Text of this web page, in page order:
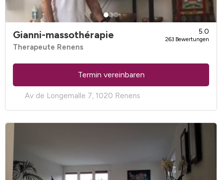
Gianni-massothérapie 5.0
263 Bewertungen
Therapeute Renens
Av de Longemalle 7, 1020 Renens
Termin vereinbaren